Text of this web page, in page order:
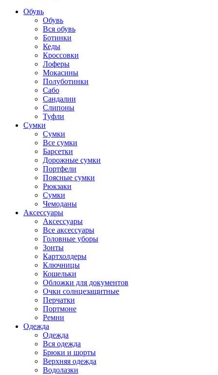
Обувь
Обувь
Вся обувь
Ботинки
Кеды
Кроссовки
Лоферы
Мокасины
Полуботинки
Сабо
Сандалии
Слипоны
Туфли
Сумки
Сумки
Все сумки
Барсетки
Дорожные сумки
Портфели
Поясные сумки
Рюкзаки
Сумки
Чемоданы
Аксессуары
Аксессуары
Все аксессуары
Головные уборы
Зонты
Картхолдеры
Ключницы
Кошельки
Обложки для документов
Очки солнцезащитные
Перчатки
Портмоне
Ремни
Одежда
Одежда
Вся одежда
Брюки и шорты
Верхняя одежда
Водолазки